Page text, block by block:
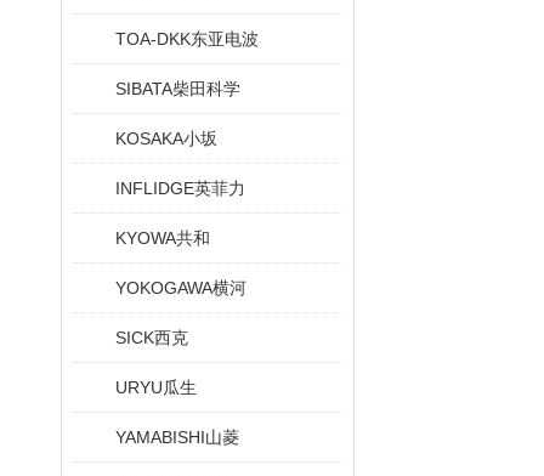
TOA-DKK东亚电波
SIBATA柴田科学
KOSAKA小坂
INFLIDGE英菲力
KYOWA共和
YOKOGAWA横河
SICK西克
URYU瓜生
YAMABISHI山菱